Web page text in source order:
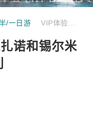
/一日游
诺和锡尔米